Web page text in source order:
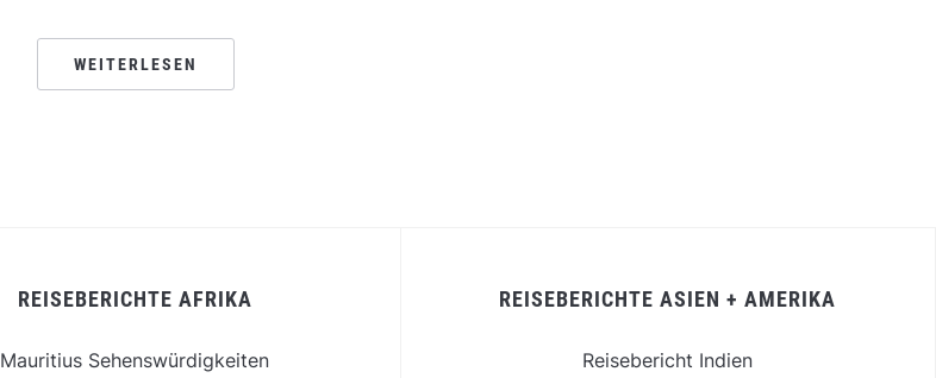
WEITERLESEN
REISEBERICHTE AFRIKA
Mauritius Sehenswürdigkeiten
REISEBERICHTE ASIEN + AMERIKA
Reisebericht Indien